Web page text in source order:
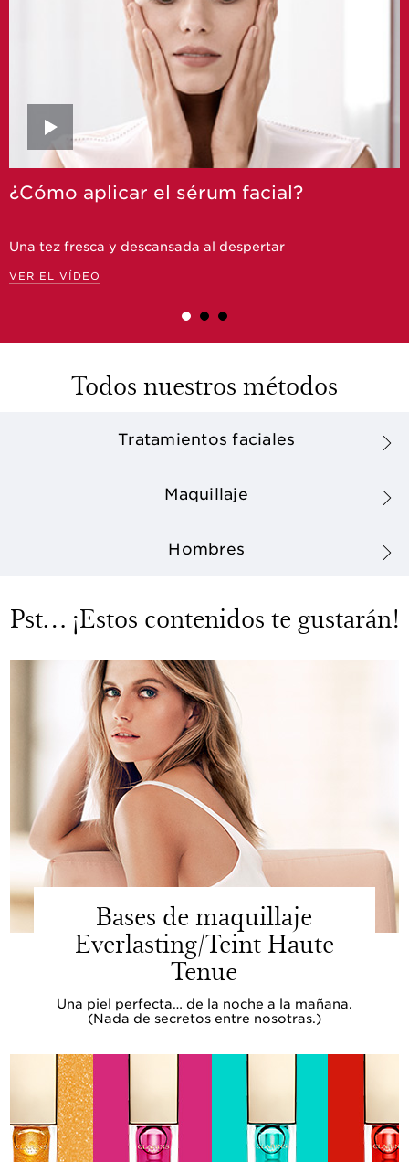
¿Cómo aplicar el sérum facial?
Una tez fresca y descansada al despertar
VER EL VÍDEO
Todos nuestros métodos
Tratamientos faciales
Maquillaje
Hombres
Pst… ¡Estos contenidos te gustarán!
Bases de maquillaje
Everlasting/Teint Haute
Tenue
Una piel perfecta… de la noche a la mañana.
(Nada de secretos entre nosotras.)